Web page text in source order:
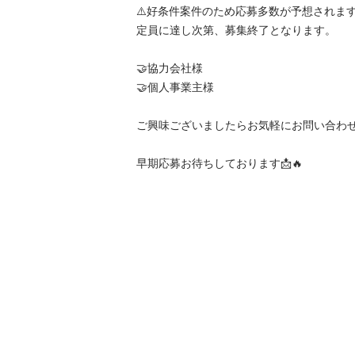
⚠️好条件案件のため応募多数が予想されます
定員に達し次第、募集終了となります。
🤝協力会社様
🤝個人事業主様
ご興味ございましたらお気軽にお問い合わ
早期応募お待ちしております📩🔥